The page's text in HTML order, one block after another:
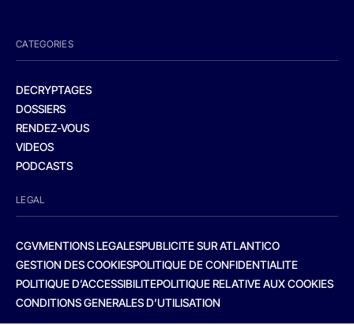
CATEGORIES
DECRYPTAGES
DOSSIERS
RENDEZ-VOUS
VIDEOS
PODCASTS
LEGAL
CGVMENTIONS LEGALESPUBLICITE SUR ATLANTICO
GESTION DES COOKIESPOLITIQUE DE CONFIDENTIALITE
POLITIQUE D’ACCESSIBILITEPOLITIQUE RELATIVE AUX COOKIES
CONDITIONS GENERALES D’UTILISATION